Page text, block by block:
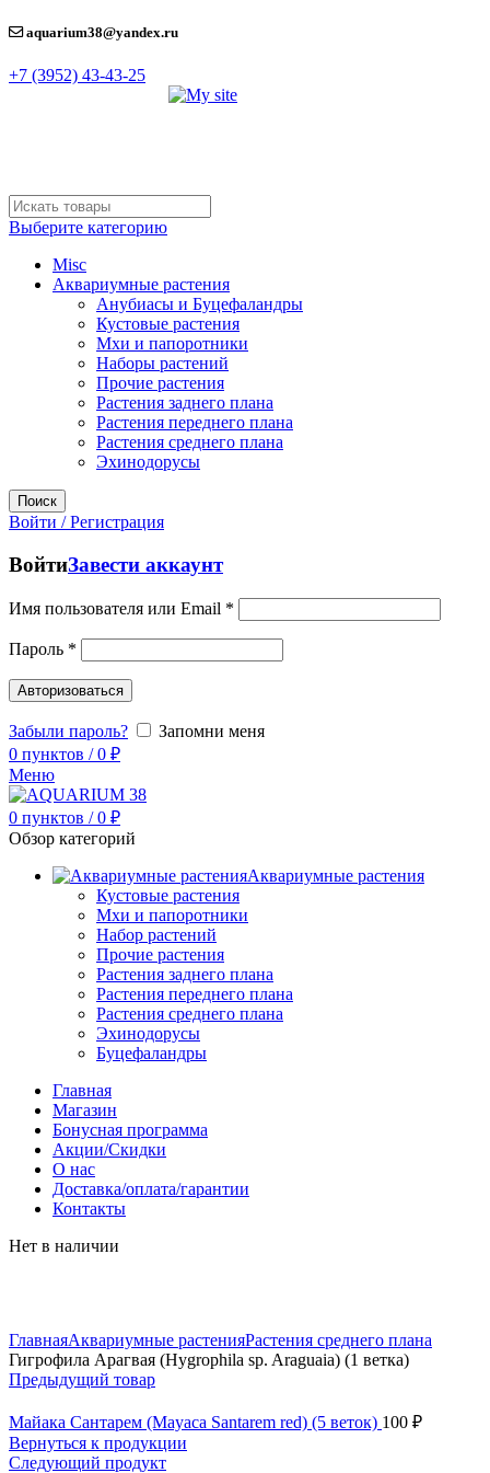
aquarium38@yandex.ru
+7 (3952) 43-43-25
Выберите категорию
Misc
Аквариумные растения
Анубиасы и Буцефаландры
Кустовые растения
Мхи и папоротники
Наборы растений
Прочие растения
Растения заднего плана
Растения переднего плана
Растения среднего плана
Эхинодорусы
Поиск
Войти / Регистрация
ВойтиЗавести аккаунт
Имя пользователя или Email *
Пароль *
Авторизоваться
Забыли пароль?
Запомни меня
0 пунктов / 0 ₽
Меню
0 пунктов / 0 ₽
Обзор категорий
Аквариумные растения
Кустовые растения
Мхи и папоротники
Набор растений
Прочие растения
Растения заднего плана
Растения переднего плана
Растения среднего плана
Эхинодорусы
Буцефаландры
Главная
Магазин
Бонусная программа
Акции/Скидки
О нас
Доставка/оплата/гарантии
Контакты
Нет в наличии
ГлавнаяАквариумные растенияРастения среднего плана
Гигрофила Арагвая (Hygrophila sp. Araguaia) (1 ветка)
Предыдущий товар
Майака Сантарем (Mayaca Santarem red) (5 веток) 100 ₽
Вернуться к продукции
Следующий продукт